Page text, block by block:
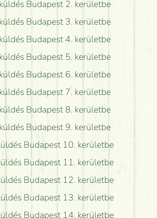
Budapest 2. kerületbe
Budapest 3. kerületbe
Budapest 4. kerületbe
Budapest 5. kerületbe
Budapest 6. kerületbe
Budapest 7. kerületbe
Budapest 8. kerületbe
Budapest 9. kerületbe
Budapest 10. kerületbe
Budapest 11. kerületbe
Budapest 12. kerületbe
Budapest 13. kerületbe
Budapest 14. kerületbe